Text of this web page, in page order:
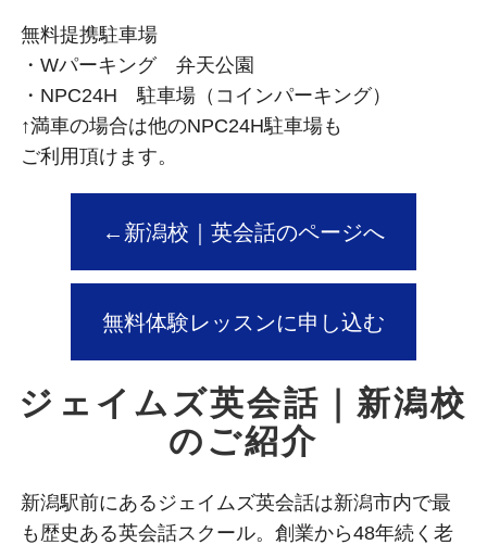
無料提携駐車場
・Wパーキング 弁天公園
・NPC24H 駐車場（コインパーキング）
↑満車の場合は他のNPC24H駐車場も
ご利用頂けます。
←新潟校｜英会話のページへ
無料体験レッスンに申し込む
ジェイムズ英会話｜新潟校
のご紹介
新潟駅前にあるジェイムズ英会話は新潟市内で最
も歴史ある英会話スクール。創業から48年続く老